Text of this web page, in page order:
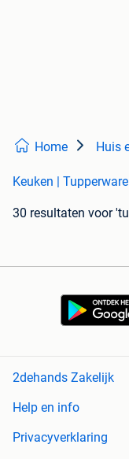
Home Huis
Keuken | Tupperware
30 resultaten voor
2dehands Zakelijk
Help en info
Privacyverklaring